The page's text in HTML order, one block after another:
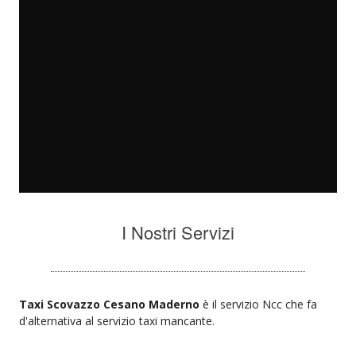
I Nostri Servizi
Taxi Scovazzo Cesano Maderno è il servizio Ncc che fa
d'alternativa al servizio taxi mancante.